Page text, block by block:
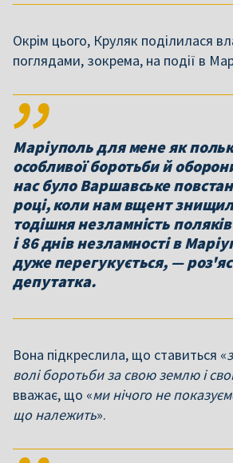
Окрім цього, Круляк поділилася
поглядами, зокрема, на події в
Маріуполь для мене як
особливої боротьби й
нас було Варшавське
році, коли нам вщент
тодішня незламність
і 86 днів незламності в
дуже перегукується, —
депутатка.
Вона підкреслила, що ставиться «
волі боротьби за свою землю і
вважає, що «ми нічого не
що належить».